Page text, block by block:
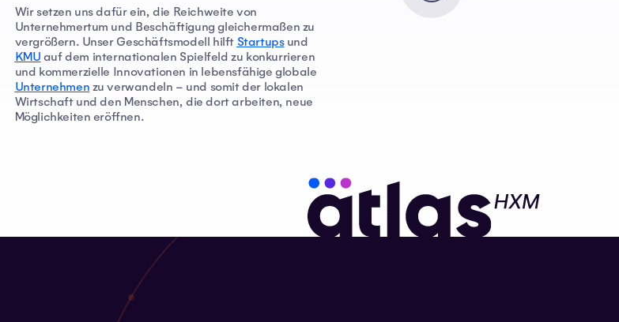
Wir setzen uns dafür ein, die Reichweite von
Unternehmertum und Beschäftigung gleichermaßen zu
vergrößern. Unser Geschäftsmodell hilft Startupsund
KMU auf dem internationalen Spielfeld zu konkurrieren
und kommerzielle Innovationen in lebensfähige globale
Unternehmen zu verwandeln – und somit der lokalen
Wirtschaft und den Menschen, die dort arbeiten, neue
Möglichkeiten eröffnen.